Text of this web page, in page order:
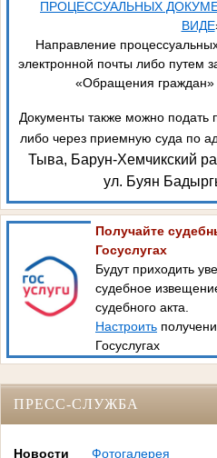
ПРОЦЕССУАЛЬНЫХ
ВИДЕ
Направление
электронной почты либо путем
«Обращения граждан»
Документы также можно подать
либо через приемную суда по
Тыва, Барун-Хемчикский
ул. Буян
Получайте
Госуслугах
Будут приходить
судебное
судебного акта.
Настроить
Госуслугах
ПРЕСС-СЛУЖБА
Новости Фотогалерея